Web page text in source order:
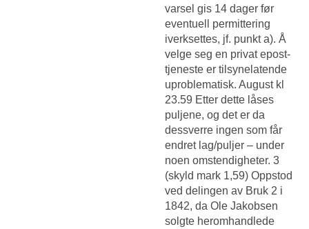
varsel gis 14 dager før
eventuell permittering
iverksettes, jf. punkt a). Å
velge seg en privat epost-
tjeneste er tilsynelatende
uproblematisk. August kl
23.59 Etter dette låses
puljene, og det er da
dessverre ingen som får
endret lag/puljer – under
noen omstendigheter. 3
(skyld mark 1,59) Oppstod
ved delingen av Bruk 2 i
1842, da Ole Jakobsen
solgte heromhandlede